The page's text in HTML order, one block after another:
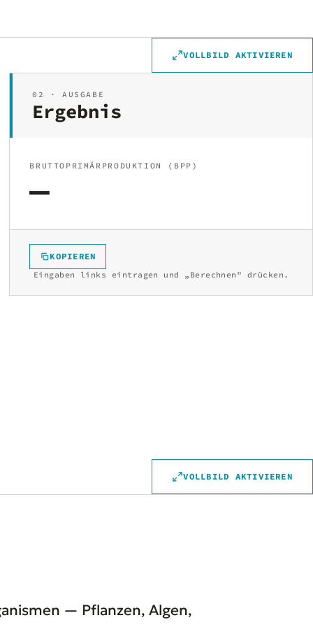
VOLLBILD AKTIVIEREN
02 · AUSGABE
Ergebnis
BRUTTOPRIMÄRPRODUKTION (BPP)
—
KOPIEREN
Eingaben links eintragen und „Berechnen" drücken.
VOLLBILD AKTIVIEREN
— Pflanzen, Algen,